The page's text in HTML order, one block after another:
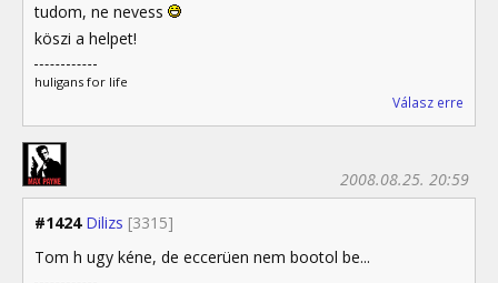
tudom, ne nevess
köszi a helpet!
huligans for life
Válasz erre
#1424 Dilizs [3315]
2008.08.25. 20:59
Tom h ugy kéne, de eccerüen nem bootol be...